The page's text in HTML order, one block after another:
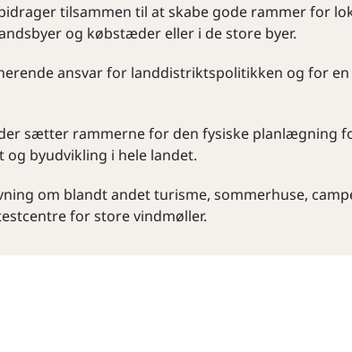
tilsammen til at skabe gode rammer for
og købstæder eller i de store byer.
ansvar for landdistriktspolitikken og for
sætter rammerne for den fysiske planlægning
byudvikling i hele landet.
om blandt andet turisme, sommerhuse,
for store vindmøller.